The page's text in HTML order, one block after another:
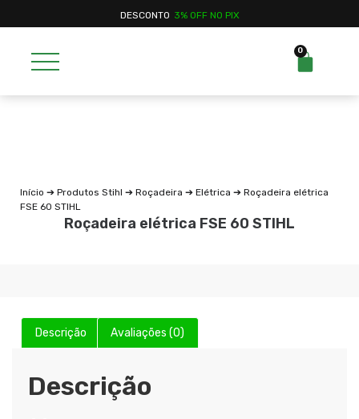
DESCONTO 3% OFF NO PIX
0
Início ➔ Produtos Stihl ➔ Roçadeira ➔ Elétrica ➔ Roçadeira elétrica
FSE 60 STIHL
Roçadeira elétrica FSE 60 STIHL
Descrição Avaliações (0)
Descrição